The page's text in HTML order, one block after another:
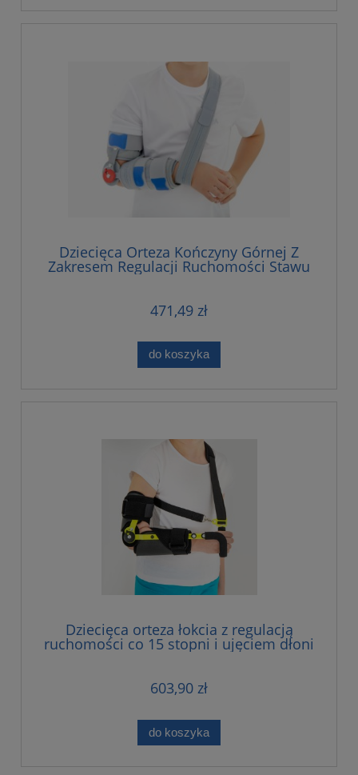
Dziecięca Orteza Kończyny Górnej Z
Zakresem Regulacji Ruchomości Stawu
Łokciowego Co 15 Stopni I Kapą
471,49 zł
do koszyka
Dziecięca orteza łokcia z regulacją
ruchomości co 15 stopni i ujęciem dłoni
603,90 zł
do koszyka